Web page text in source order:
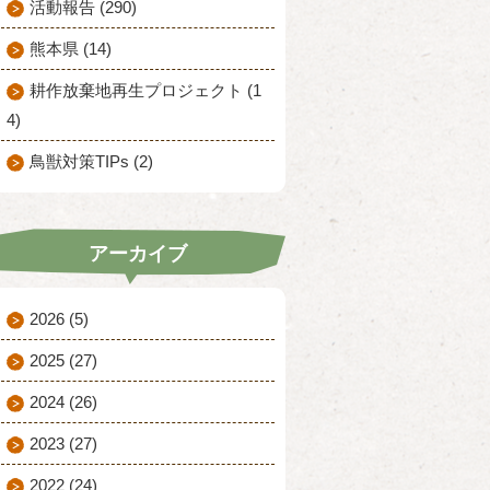
活動報告 (290)
熊本県 (14)
耕作放棄地再生プロジェクト (1
4)
鳥獣対策TIPs (2)
アーカイブ
2026 (5)
2025 (27)
2024 (26)
2023 (27)
2022 (24)